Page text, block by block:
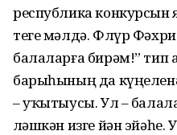
республика
теге мәлдә. Флүр
балаларға бирәм!”
барыһының да
– уҡытыусы. Ул –
өләшкән изге йән